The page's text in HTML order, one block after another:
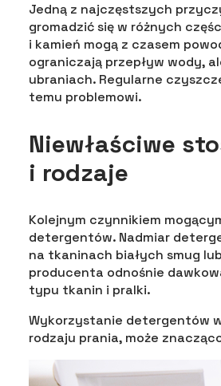
Jedną z najczęstszych
gromadzić się w różnych
i kamień mogą z czasem
ograniczają przepływ wody,
ubraniach. Regularne
temu problemowi.
Niewłaściwe
i rodzaje
Kolejnym czynnikiem
detergentów. Nadmiar
na tkaninach białych smug
producenta odnośnie
typu tkanin i pralki.
Wykorzystanie detergentów
rodzaju prania, może